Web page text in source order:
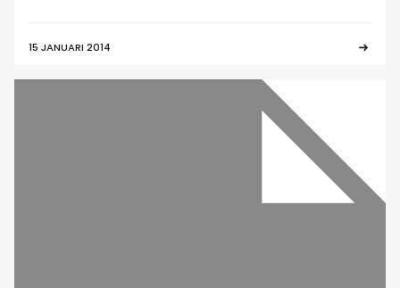
15 JANUARI 2014